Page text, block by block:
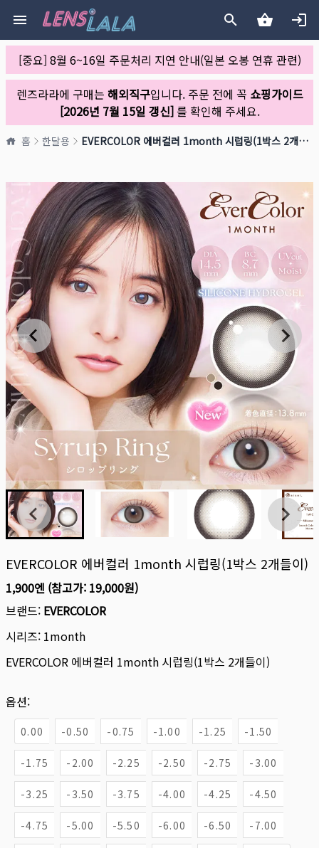
[중요] 8월 6~16일 주문처리 지연 안내(일본 오봉 연휴 관련)
렌즈라라에 구매는 해외직구입니다. 주문 전에 꼭 쇼핑가이드
[2026년 7월 15일 갱신]를 확인해 주세요.
홈 한달용 EVERCOLOR 에버컬러 1month 시럽링(1박스 2개들이)
EVERCOLOR 에버컬러 1month 시럽링(1박스 2개들이)
1,900엔 (참고가: 19,000원)
브랜드: EVERCOLOR
시리즈: 1month
EVERCOLOR 에버컬러 1month 시럽링(1박스 2개들이)
옵션:
0.00 -0.50 -0.75 -1.00 -1.25 -1.50
-1.75 -2.00 -2.25 -2.50 -2.75 -3.00
-3.25 -3.50 -3.75 -4.00 -4.25 -4.50
-4.75 -5.00 -5.50 -6.00 -6.50 -7.00